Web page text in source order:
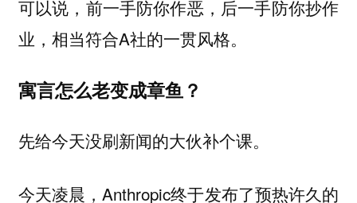
可以说，前一手防你作恶，后一手防你抄作
业，相当符合A社的一贯风格。
寓言怎么老变成章鱼？
先给今天没刷新闻的大伙补个课。
今天凌晨，Anthropic终于发布了预热许久的